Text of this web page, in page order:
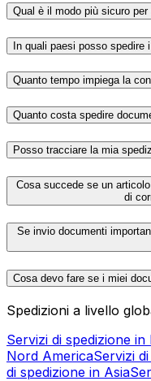
Qual è il modo più sicuro
In quali paesi posso spedire
Quanto tempo impiega la
Quanto costa spedire
Posso tracciare la mia
Cosa succede se un
di
Se invio documenti
Cosa devo fare se i miei
Spedizioni a livello
Servizi di spedizione in
Nord AmericaServizi
di spedizione in Asia